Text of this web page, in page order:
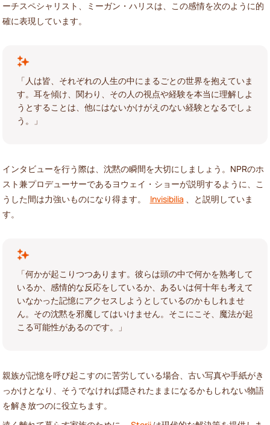
ーチスペシャリスト、ミーガン・ハリスは、この感情を次のように的
確に表現しています。
「人は皆、それぞれの人生の中にまるごとの世界を抱えていま
す。耳を傾け、関わり、その人の視点や経験を本当に理解しよ
うとすることは、他にはないかけがえのない経験となるでしょ
う。」
インタビューを行う際は、沈黙の瞬間を大切にしましょう。NPRのホ
スト兼プロデューサーであるヨウェイ・ショーが説明するように、こ
うした間は力強いものになり得ます。
Invisibilia
、と説明していま
す。
「何かが起こりつつあります。彼らは頭の中で何かを熟考して
いるか、感情的な反応をしているか、あるいは何十年も考えて
いなかった記憶にアクセスしようとしているのかもしれませ
ん。その沈黙を邪魔してはいけません。そこにこそ、魔法が起
こる可能性があるのです。」
親族が記憶を呼び起こすのに苦労している場合、古い写真や手紙がき
っかけとなり、そうでなければ隠されたままになるかもしれない物語
を解き放つのに役立ちます。